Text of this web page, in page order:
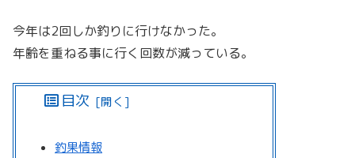
今年は2回しか釣りに行けなかった。
年齢を重ねる事に行く回数が減っている。
目次
釣果情報